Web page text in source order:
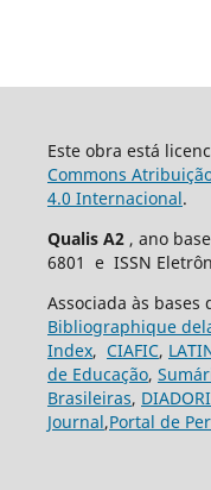
Este obra está
Commons
4.0 Internacional.
Qualis A2 , ano
6801 e ISSN
Associada às bases
Bibliographique
Index, CIAFIC,
de Educação,
Brasileiras,
Journal,Portal de